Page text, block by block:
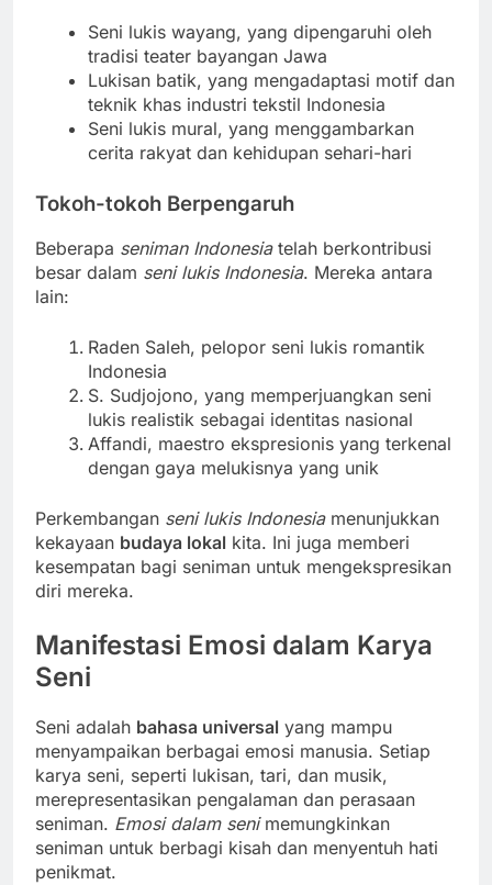
Seni lukis wayang, yang dipengaruhi oleh
tradisi teater bayangan Jawa
Lukisan batik, yang mengadaptasi motif dan
teknik khas industri tekstil Indonesia
Seni lukis mural, yang menggambarkan
cerita rakyat dan kehidupan sehari-hari
Tokoh-tokoh Berpengaruh
Beberapa seniman Indonesiatelah berkontribusi
besar dalam seni lukis Indonesia. Mereka antara
lain:
Raden Saleh, pelopor seni lukis romantik
Indonesia
S. Sudjojono, yang memperjuangkan seni
lukis realistik sebagai identitas nasional
Affandi, maestro ekspresionis yang terkenal
dengan gaya melukisnya yang unik
Perkembangan seni lukis Indonesiamenunjukkan
kekayaan budaya lokal kita. Ini juga memberi
kesempatan bagi seniman untuk mengekspresikan
diri mereka.
Manifestasi Emosi dalam Karya
Seni
Seni adalah bahasa universal yang mampu
menyampaikan berbagai emosi manusia. Setiap
karya seni, seperti lukisan, tari, dan musik,
merepresentasikan pengalaman dan perasaan
seniman. Emosi dalam senimemungkinkan
seniman untuk berbagi kisah dan menyentuh hati
penikmat.